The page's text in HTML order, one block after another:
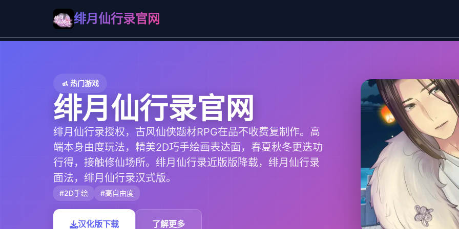
绯月仙行录官网
🚮 热门游戏
绯月仙行录官网
绯月仙行录授权，古风仙侠题材RPG在品不收费复制作。高
端本身由度玩法，精美2D巧手绘画表达面，春夏秋冬更迭功
行得，接触修仙场所。绯月仙行录近版版降载，绯月仙行录
面法，绯月仙行录汉式版。
#2D手绘 #高自由度
汉化版下载 了解更多